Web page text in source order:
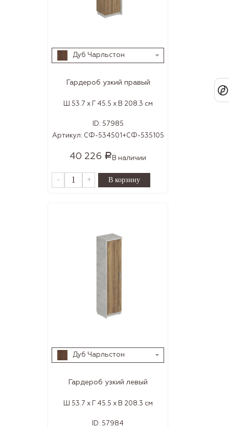
Дуб Чарльстон
Гардероб узкий правый
Ш 53.7 x Г 45.5 x В 208.3 см
ID: 57985
Артикул: СФ-534501+СФ-535105
40 226 Р В наличии
- +
Дуб Чарльстон
Гардероб узкий левый
Ш 53.7 x Г 45.5 x В 208.3 см
ID: 57984